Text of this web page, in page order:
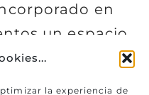
la experiencia de
en
un espacio
para